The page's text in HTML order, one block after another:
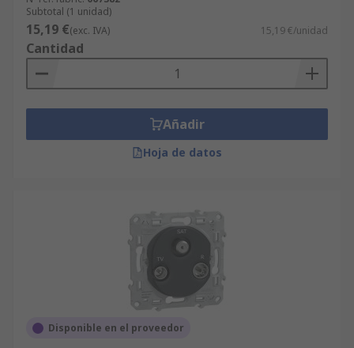
Subtotal (1 unidad)
15,19 €(exc. IVA) 15,19 €/unidad
Cantidad
Añadir
Hoja de datos
Disponible en el proveedor